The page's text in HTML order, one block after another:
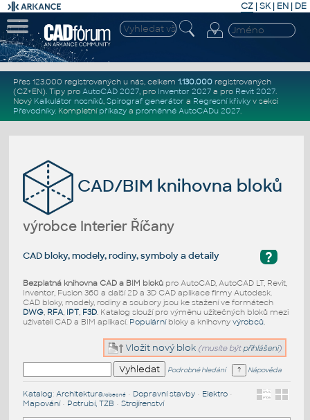
CZ | SK| EN | DE
Přes 123.000 registrovaných u nás, celkem 1.130.000registrovaných
(CZ+EN). Tipy pro AutoCAD 2027, pro Inventor 2027a pro Revit 2027.
Nový Kalkulátor nosníků, Spirograf generátor a Regresní křivkyv sekci
Převodníky. Kompletní příkazya proměnné AutoCADu 2027.
CAD/BIM knihovna bloků
výrobce Interier Říčany
?
CAD bloky, modely, rodiny, symboly a detaily
Bezplatná knihovna CAD a BIM blokůpro AutoCAD, AutoCAD LT, Revit,
Inventor, Fusion 360 a další 2D a 3D CAD aplikace firmy Autodesk.
CAD bloky, modely, rodiny a soubory jsou ke stažení ve formátech
DWG, RFA, IPT, F3D. Katalog slouží pro výměnu užitečných bloků mezi
uživateli CAD a BIM aplikací. Populárníbloky a knihovny výrobců.
Vložit nový blok (musíte být přihlášeni)
Podrobné hledání Nápověda
Katalog: Architektura/obecné• Dopravní stavby• Elektro•
Mapování• Potrubí, TZB • Strojírenství